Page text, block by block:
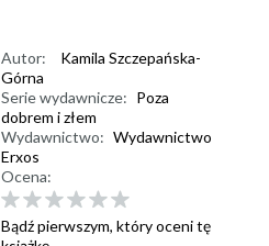
Autor:
Kamila Szczepańska-
Górna
Serie wydawnicze: Poza
dobrem i złem
Wydawnictwo: Wydawnictwo
Erxos
Ocena:
Bądź pierwszym, który oceni tę